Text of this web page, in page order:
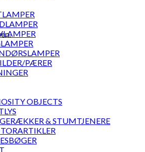
PÆRER
OBJECTS
& STUMTJENERE